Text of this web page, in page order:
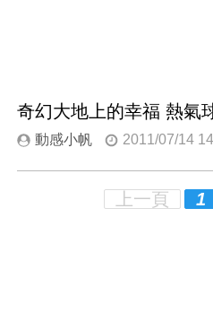
奇幻大地上的幸福 熱氣
動感小帆 2011/07/14
上一頁 1